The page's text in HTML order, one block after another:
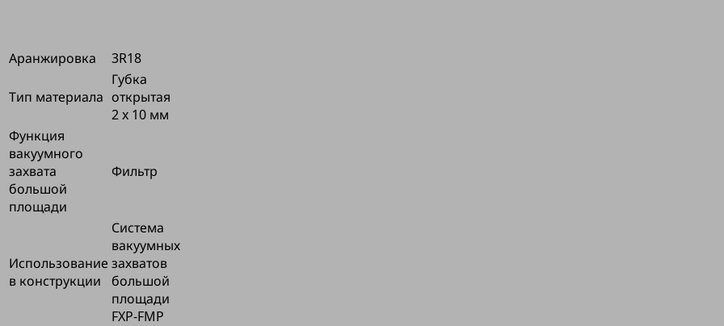
Аранжировка
3R18
Тип материала
Губка
открытая
2 x 10 мм
Функция
вакуумного
захвата
большой
площади
Фильтр
Использование
в конструкции
Система
вакуумных
захватов
большой
площади
FXP-FMP